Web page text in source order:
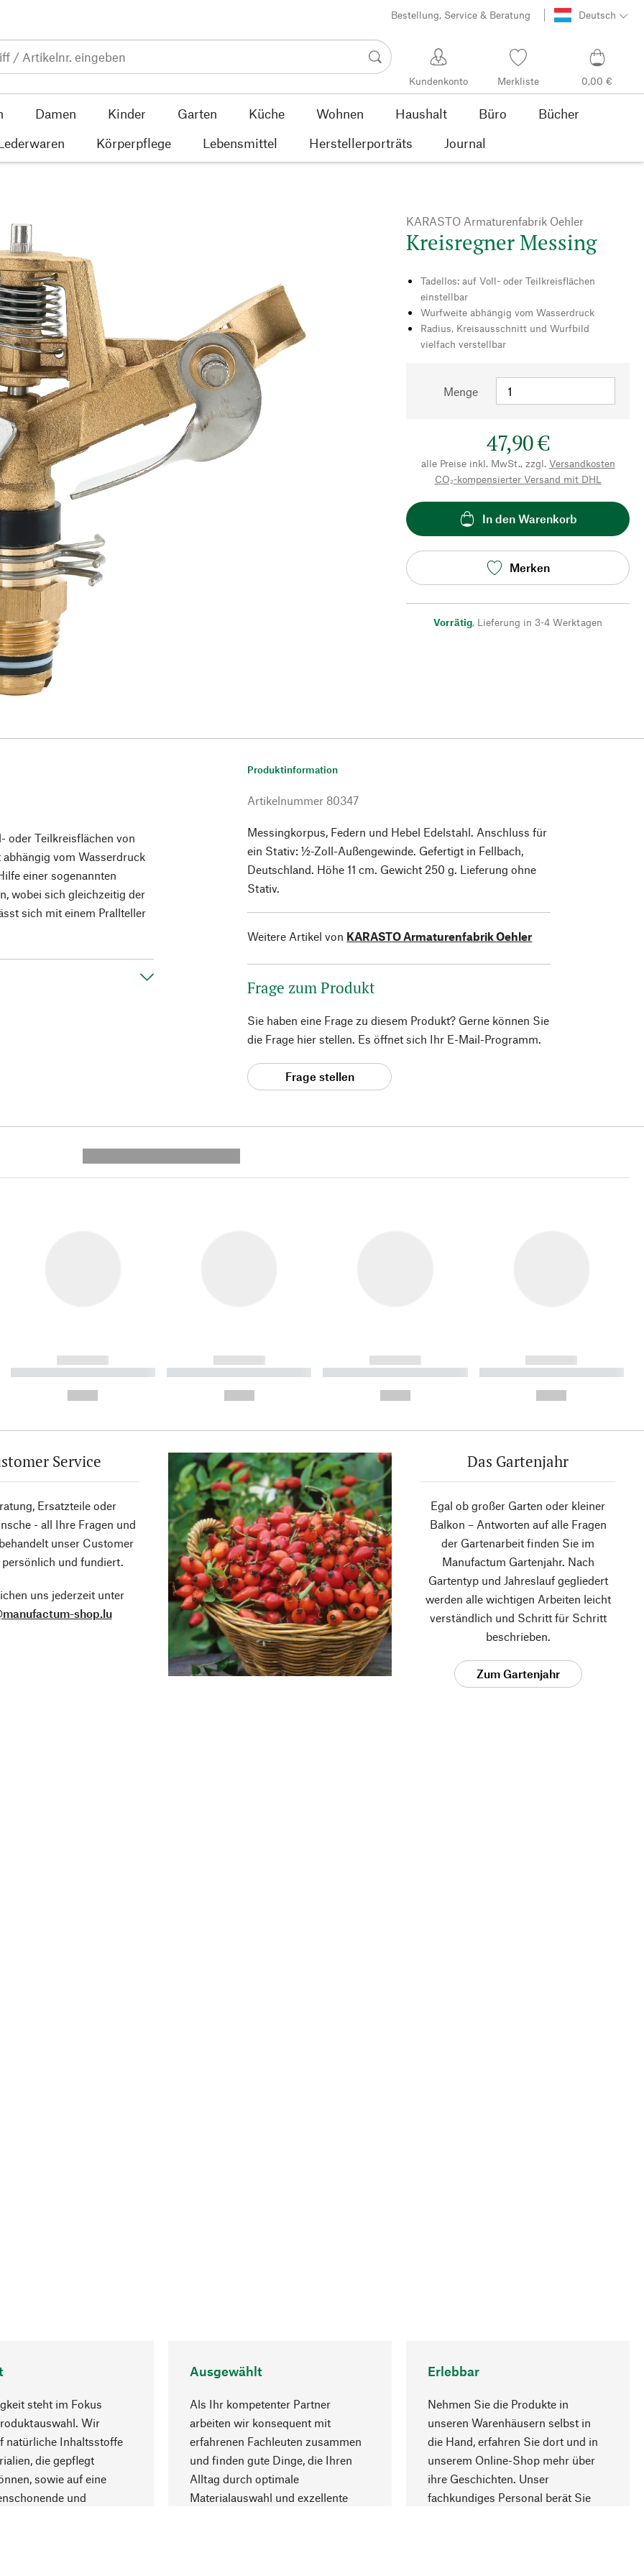
Bestellung, Service & Beratung Deutsch
Kundenkonto Merkliste 0,00 €
Damen Kinder Garten Küche Wohnen Haushalt Büro
Bücher
Körperpflege Lebensmittel Herstellerporträts Journal
KARASTO Armaturenfabrik Oehler
Kreisregner Messing
Tadellos: auf Voll- oder Teilkreisflächen
einstellbar
Wurfweite abhängig vom Wasserdruck
Radius, Kreisausschnitt und Wurfbild
vielfach verstellbar
Menge
47,90 €
alle Preise inkl. MwSt., zzgl. Versandkosten
CO₂-kompensierter Versand mit DHL
In den Warenkorb
Merken
Vorrätig, Lieferung in 3-4 Werktagen
oder Teilkreisflächen von
vom Wasserdruck
einer sogenannten
wobei sich gleichzeitig der
sich mit einem Prallteller
Produktinformation
Artikelnummer 80347
Messingkorpus, Federn und Hebel Edelstahl. Anschluss für
ein Stativ: ½-Zoll-Außengewinde. Gefertigt in Fellbach,
Deutschland. Höhe 11 cm. Gewicht 250 g. Lieferung ohne
Stativ.
Weitere Artikel von KARASTO Armaturenfabrik Oehler
Frage zum Produkt
Sie haben eine Frage zu diesem Produkt? Gerne können Sie
die Frage hier stellen. Es öffnet sich Ihr E-Mail-Programm.
Frage stellen
------------
----------- ----------- ----------
------------
----------- ----------- ----------
------------
----------- ----------- ----------
------------
----------- ----------- ----------
Service
Ersatzteile oder
- all Ihre Fragen und
unser Customer
und fundiert.
uns jederzeit unter
shop.lu
Das Gartenjahr
Egal ob großer Garten oder kleiner
Balkon – Antworten auf alle Fragen
der Gartenarbeit finden Sie im
Manufactum Gartenjahr. Nach
Gartentyp und Jahreslauf gegliedert
werden alle wichtigen Arbeiten leicht
verständlich und Schritt für Schritt
beschrieben.
Zum Gartenjahr
steht im Fokus
Wir
natürliche Inhaltsstoffe
die gepflegt
sowie auf eine
und
Ausgewählt
Als Ihr kompetenter Partner
arbeiten wir konsequent mit
erfahrenen Fachleuten zusammen
und finden gute Dinge, die Ihren
Alltag durch optimale
Materialauswahl und exzellente
Erlebbar
Nehmen Sie die Produkte in
unseren Warenhäusern selbst in
die Hand, erfahren Sie dort und in
unserem Online-Shop mehr über
ihre Geschichten. Unser
fachkundiges Personal berät Sie